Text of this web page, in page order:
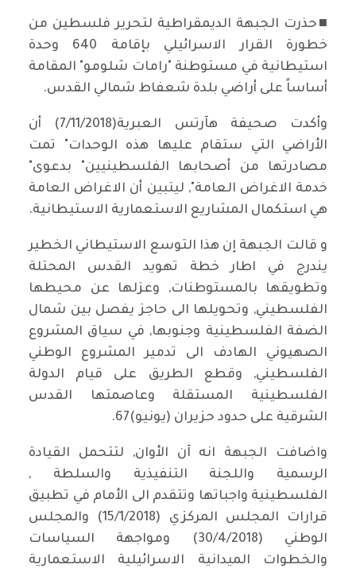
■حذرت الجبهة الديمقراطية لتحرير فلسطين من
خطورة القرار الاسرائيلي بإقامة 640 وحدة
استيطانية في مستوطنة "رامات شلومو" المقامة
أساساً على أراضي بلدة شعفاط شمالي القدس.
وأكدت صحيفة هآرتس العبرية(7/11/2018) أن
الأراضي التي ستقام عليها هذه الوحدات" تمت
مصادرتها من أصحابها الفلسطينيين" بدعوى"
خدمة الاغراض العامة", ليتبين أن الاغراض العامة
هي استكمال المشاريع الاستعمارية الاستيطانية.
و قالت الجبهة إن هذا التوسع الاستيطاني الخطير
يندرج في اطار خطة تهويد القدس المحتلة
وتطويقها بالمستوطنات, وعزلها عن محيطها
الفلسطيني, وتحويلها الى حاجز يفصل بين شمال
الضفة الفلسطينية وجنوبها, في سياق المشروع
الصهيوني الهادف الى تدمير المشروع الوطني
الفلسطيني, وقطع الطريق على قيام الدولة
الفلسطينية المستقلة وعاصمتها القدس
الشرقية على حدود حزيران (يونيو)67.
واضافت الجبهة انه آن الأوان, لتتحمل القيادة
الرسمية واللجنة التنفيذية والسلطة ,
الفلسطينية واجباتها وتتقدم الى الأمام في تطبيق
قرارات المجلس المركزي (15/1/2018) والمجلس
الوطني (30/4/2018) ومواجهة السياسات
والخطوات الميدانية الاسرائيلية الاستعمارية